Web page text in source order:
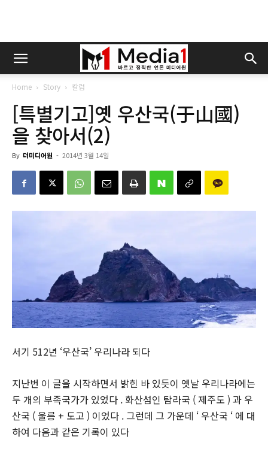
Home Story 칼럼
[특별기고]옛 우산국(于山國)
을 찾아서(2)
By 더미디어원 - 2014년 3월 14일
서기 512년 ‘우산국’ 우리나라 되다
지난번 이 글을 시작하면서 밝힌 바 있듯이 옛날 우리나라에는
두 개의 부족국가가 있었다 . 화산섬인 탐라국 ( 제주도 ) 과 우
산국 ( 울릉 + 도고 ) 이었다 . 그런데 그 가운데 ‘ 우산국 ‘ 에 대
하여 다음과 같은 기록이 있다